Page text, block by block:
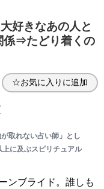
好きなあの人と
係⇒たどり着くの
☆お気に入りに追加
取れない占い師」とし
に及ぶスピリチュアル
ンブライド。誰しも